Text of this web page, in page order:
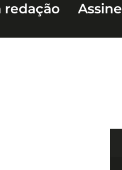
redação Assine